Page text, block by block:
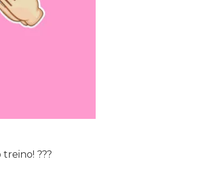
treino! ???